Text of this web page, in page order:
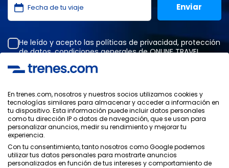
He leído y acepto las políticas de privacidad, protección
de datos,condiciones generalesde ONLINE TRAVEL
Política de Privacidad
Condiciones Generales
Política de Cookies
Aviso Legal
En trenes.com, nosotros y nuestros socios utilizamos cookies y
tecnologías similares para almacenar y acceder a información en
tu dispositivo. Esta información puede incluir datos personales
como tu dirección IP o datos de navegación, que se usan para
personalizar anuncios, medir su rendimiento y mejorar tu
experiencia.
Con tu consentimiento, tanto nosotros como Google podemos
utilizar tus datos personales para mostrarte anuncios
personalizados en función de tus intereses y comportamiento de